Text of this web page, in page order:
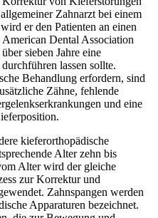
Zahnarzt bei einem
er den Patienten an einen
Dental Association
sieben Jahre eine
lassen sollte.
Behandlung erfordern, sind
Zähne, fehlende
und eine
kieferorthopädische
Alter zehn bis
Alter wird der gleiche
zur Korrektur und
Zahnspangen werden
Apparaturen bezeichnet.